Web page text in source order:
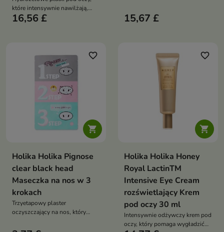
które intensywnie nawilżają,
koją podrażnienia i pomagają
16,56 £
podrażnienia i pomaga
zmniejszyć widoczność
15,67 £

favorite_border
Holika Holika Pignose
clear black head
Maseczka na nos w 3
krokach
Trzyetapowy plaster
oczyszczający na nos, który
oczyścić pory i wygładzić skórę

favorite_border
Holika Holika Honey
Royal LactinTM
Intensive Eye Cream
rozświetlający Krem
pod oczy 30 ml
Intensywnie odżywczy krem pod
oczy, który pomaga wygładzić